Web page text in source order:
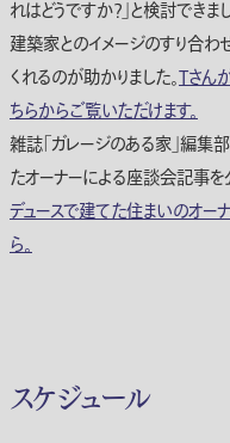
れはどうですか？」と検討でき
建築家とのイメージのすり合わ
くれるのが助かりました。Tさん
ちらからご覧いただけます。
雑誌「ガレージのある家」編集
たオーナーによる座談会記事を
デュースで建てた住まいのオー
ら。
スケジュール